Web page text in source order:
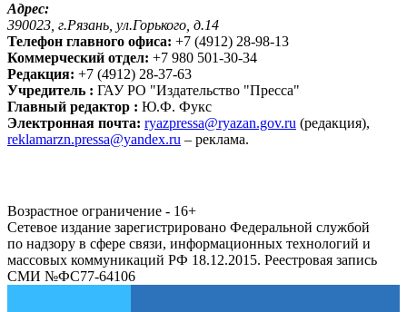
Адрес:
390023, г.Рязань, ул.Горького, д.14
Телефон главного офиса: +7 (4912) 28-98-13
Коммерческий отдел: +7 980 501-30-34
Редакция: +7 (4912) 28-37-63
Учредитель : ГАУ РО "Издательство "Пресса"
Главный редактор : Ю.Ф. Фукс
Электронная почта: ryazpressa@ryazan.gov.ru (редакция),
reklamarzn.pressa@yandex.ru – реклама.
Возрастное ограничение - 16+
Сетевое издание зарегистрировано Федеральной службой
по надзору в сфере связи, информационных технологий и
массовых коммуникаций РФ 18.12.2015. Реестровая запись
СМИ №ФС77-64106